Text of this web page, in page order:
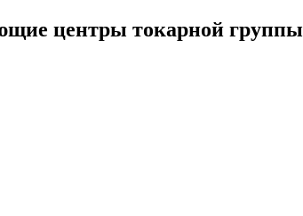
центры токарной группы